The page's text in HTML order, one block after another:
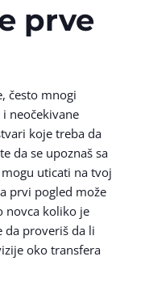
prve
često mnogi
neočekivane
koje treba da
da se upoznaš sa
uticati na tvoj
prvi pogled može
novca koliko je
da proveriš da li
oko transfera